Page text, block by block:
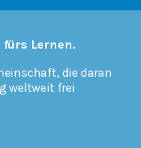
Lernen.
die daran
weltweit frei